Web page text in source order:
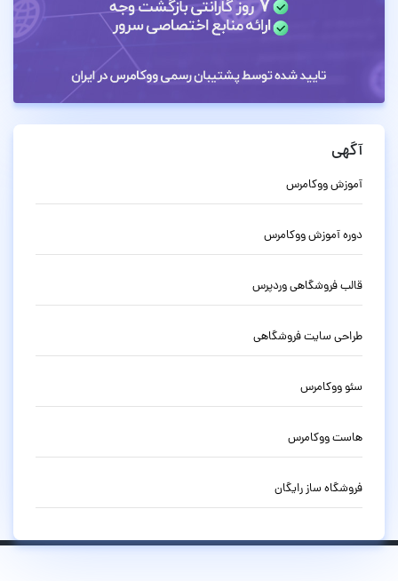
آگهی
آموزش ووکامرس
دوره آموزش ووکامرس
قالب فروشگاهی وردپرس
طراحی سایت فروشگاهی
سئو ووکامرس
هاست ووکامرس
فروشگاه ساز رایگان